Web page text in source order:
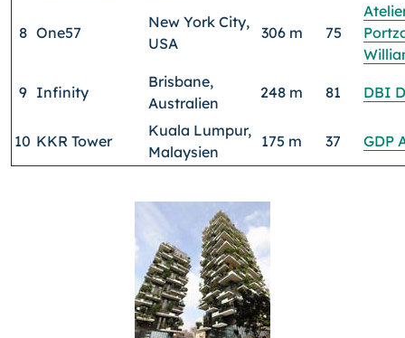
8 One57
New York City,
USA
306 m 75
9 Infinity
Brisbane,
Australien
248 m 81 DBI
10 KKR Tower
Kuala Lumpur,
Malaysien
175 m 37 GDP